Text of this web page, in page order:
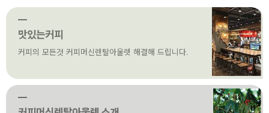
맛있는커피
커피의 모든것 커피머신렌탈아울렛 해결해 드립니다.